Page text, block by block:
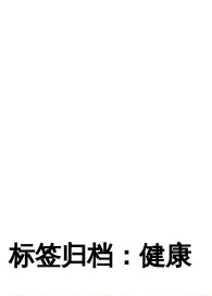
标签归档：健康